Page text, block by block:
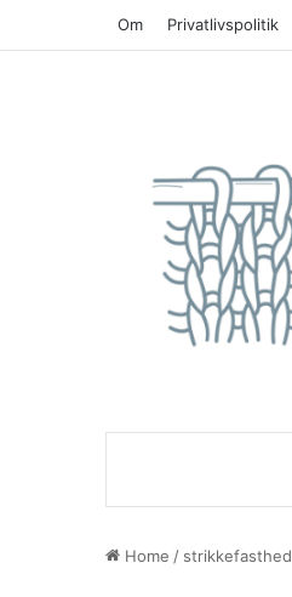
Om Privatlivspolitik
Home / strikkefasthed